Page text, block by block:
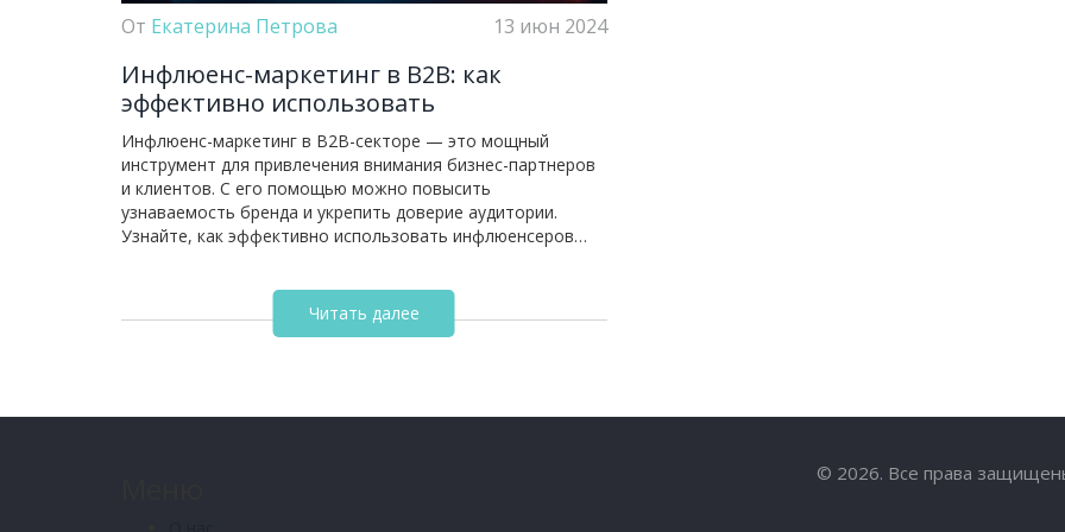
От Екатерина Петрова 13 июн 2024
Инфлюенс-маркетинг в B2B: как
эффективно использовать
Инфлюенс-маркетинг в B2B-секторе — это мощный
инструмент для привлечения внимания бизнес-партнеров
и клиентов. С его помощью можно повысить
узнаваемость бренда и укрепить доверие аудитории.
Узнайте, как эффективно использовать инфлюенсеров
практические советы от известных специалистов.
Читать далее
© 2026. Все права